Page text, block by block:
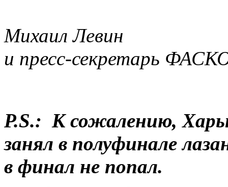
Михаил Левин
и пресс-секретарь
P.S.: К сожалению,
занял в полуфинале
в финал не попал.